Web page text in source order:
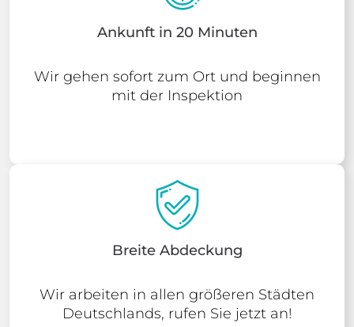
Ankunft in 20 Minuten
Wir gehen sofort zum Ort und beginnen
mit der Inspektion
Breite Abdeckung
Wir arbeiten in allen größeren Städten
Deutschlands, rufen Sie jetzt an!